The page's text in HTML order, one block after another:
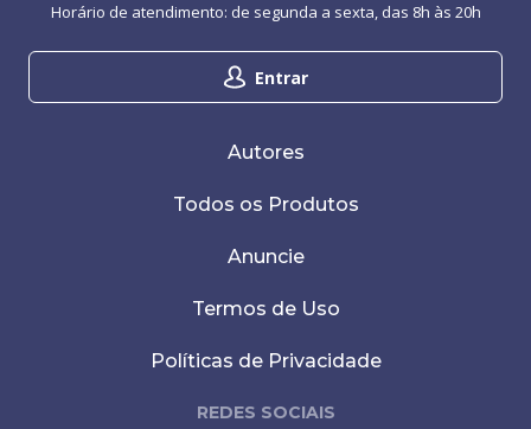
Entrar
Horário de atendimento: de segunda a sexta, das 8h às 20h
Autores
Todos os Produtos
Anuncie
Termos de Uso
Políticas de Privacidade
REDES SOCIAIS